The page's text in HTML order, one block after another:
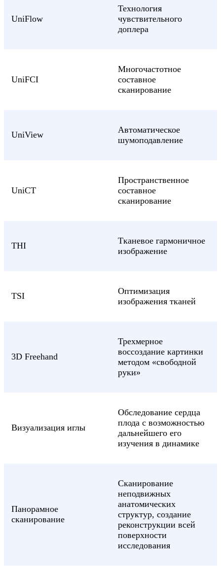
UniFlow
Технология
чувствительного
доплера
UniFCI
Многочастотное
составное
сканирование
UniView
Автоматическое
шумоподавление
UniCT
Пространственное
составное
сканирование
THI
Тканевое гармоничное
изображение
TSI
Оптимизация
изображения тканей
3D Freehand
Трехмерное
воссоздание картинки
методом «свободной
руки»
Визуализация иглы
Обследование сердца
плода с возможностью
дальнейшего его
изучения в динамике
Панорамное
сканирование
Сканирование
неподвижных
анатомических
структур, создание
реконструкции всей
поверхности
исследования